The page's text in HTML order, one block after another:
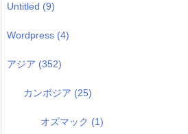
Untitled (9)
Wordpress (4)
アジア (352)
カンボジア (25)
オズマック (1)